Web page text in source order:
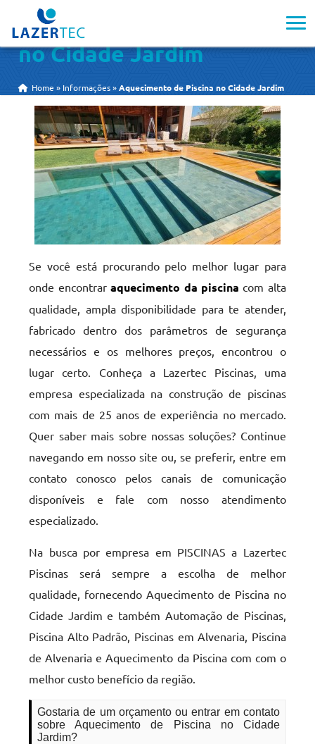
Aquecimento de Piscina
no Cidade Jardim
Home » Informações »Aquecimento de Piscina no Cidade Jardim
Se você está procurando pelo melhor lugar para
onde encontraraquecimento da piscina com alta
qualidade, ampla disponibilidade para te atender,
fabricado dentro dos parâmetros de segurança
necessários e os melhores preços, encontrou o
lugar certo. Conheça a Lazertec Piscinas, uma
empresa especializada na construção de piscinas
com mais de 25 anos de experiência no mercado.
Quer saber mais sobre nossas soluções? Continue
navegando em nosso site ou, se preferir, entre em
contato conosco pelos canais de comunicação
disponíveis e fale com nosso atendimento
especializado.
Na busca por empresa em PISCINAS a Lazertec
Piscinas será sempre a escolha de melhor
qualidade, fornecendo Aquecimento de Piscina no
Cidade Jardim e também Automação de Piscinas,
Piscina Alto Padrão, Piscinas em Alvenaria, Piscina
de Alvenaria e Aquecimento da Piscina com com o
melhor custo benefício da região.
Gostaria de um orçamento ou entrar em contato
sobre Aquecimento de Piscina no Cidade
Jardim?